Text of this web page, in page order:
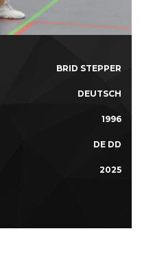
BRID STEPPER
DEUTSCH
1996
DE DD
2025